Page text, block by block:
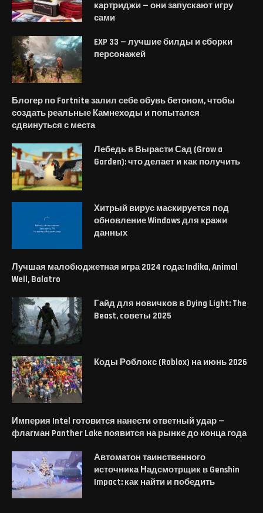
картриджи — они запускают игру
сами
EXP 33 — лучшие билды и сборки
персонажей
Блогер по Fortnite залил себе обувь бетоном, чтобы
создать реальные Камнеходы и попытался
сдвинуться с места
Лебедь в Вырасти Сад (Grow a
Garden): что делает и как получить
Хитрый вирус маскируется под
обновление Windows для кражи
данных
Лучшая малобюджетная игра 2024 года: Indika, Animal
Well, Balatro
Гайд для новичков в Dying Light: The
Beast, cоветы 2025
Коды Роблокс (Roblox) на июнь 2026
Империя Intel готовится нанести ответный удар —
флагман Panther Lake появится на рынке до конца года
Автоматон таинственного
источника Надсмотрщик в Genshin
Impact: как найти и победить